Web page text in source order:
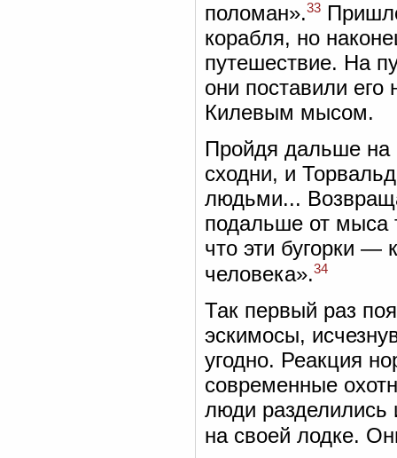
поломан».33
корабля, но
путешествие. На
они поставили его
Килевым мысом.
Пройдя дальше на
сходни, и
людьми...
подальше от мыса
что эти бугорки —
человека».34
Так первый раз
эскимосы,
угодно. Реакция
современные
люди разделились
на своей лодке.